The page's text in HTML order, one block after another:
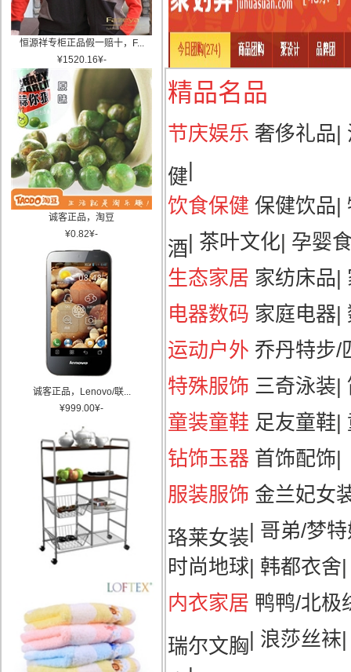
恒源祥专柜正品假一赔十，F...
¥1520.16¥-
诚客正品，淘豆
¥0.82¥-
诚客正品，Lenovo/联...
¥999.00¥-
精品名品
节庆娱乐 奢侈礼品|
健|
饮食保健 保健饮品|
酒| 茶叶文化| 孕婴
生态家居 家纺床品|
电器数码 家庭电器|
运动户外 乔丹特步/
特殊服饰 三奇泳装|
童装童鞋 足友童鞋|
钻饰玉器 首饰配饰|
服装服饰 金兰妃女
珞莱女装| 哥弟/梦
时尚地球| 韩都衣舍|
内衣家居 鸭鸭/北极
瑞尔文胸| 浪莎丝袜